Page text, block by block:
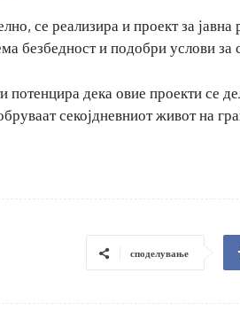
се реализира и проект за
безбедност и подобри услови за
потенцира дека овие проекти се
секојдневниот живот на
споделување